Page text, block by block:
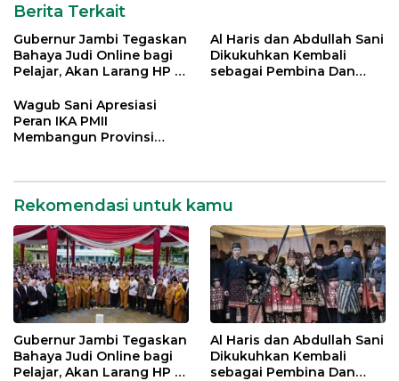
Berita Terkait
Gubernur Jambi Tegaskan
Bahaya Judi Online bagi
Pelajar, Akan Larang HP di
Al Haris dan Abdullah Sani
Dikukuhkan Kembali
sebagai Pembina Dan
Wagub Sani Apresiasi
Peran IKA PMII
Membangun Provinsi
Rekomendasi untuk kamu
Gubernur Jambi Tegaskan
Bahaya Judi Online bagi
Pelajar, Akan Larang HP di
Al Haris dan Abdullah Sani
Dikukuhkan Kembali
sebagai Pembina Dan